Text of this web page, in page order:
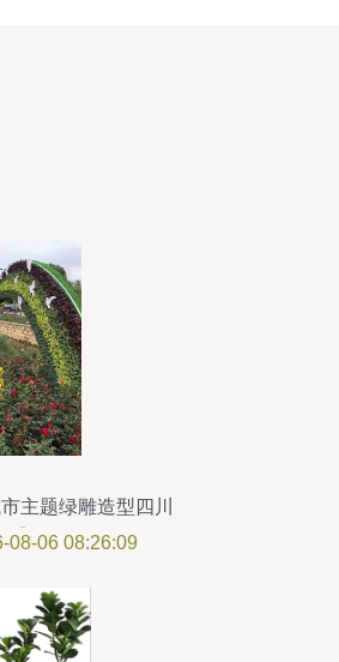
主题绿雕造型四川
】-
08-06 08:26:09